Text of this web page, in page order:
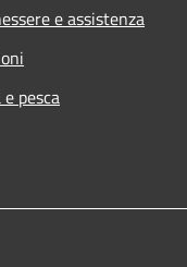
e assistenza
pesca